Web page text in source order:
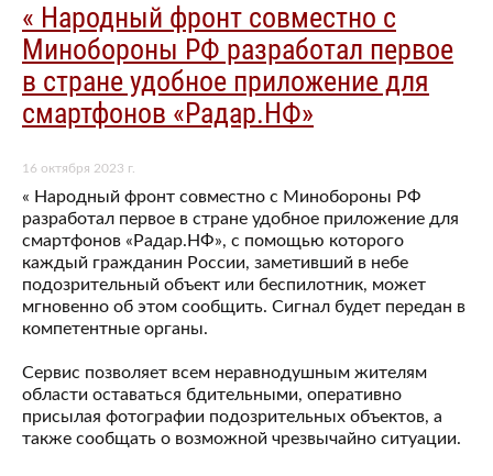
« Народный фронт совместно с
Минобороны РФ разработал первое
в стране удобное приложение для
смартфонов «Радар.НФ»
16 октября 2023 г.
« Народный фронт совместно с Минобороны РФ
разработал первое в стране удобное приложение для
смартфонов «Радар.НФ», с помощью которого
каждый гражданин России, заметивший в небе
подозрительный объект или беспилотник, может
мгновенно об этом сообщить. Сигнал будет передан в
компетентные органы.
Сервис позволяет всем неравнодушным жителям
области оставаться бдительными, оперативно
присылая фотографии подозрительных объектов, а
также сообщать о возможной чрезвычайно ситуации.